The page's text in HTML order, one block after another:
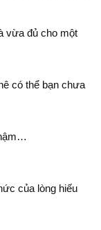
vừa đủ cho một
có thể bạn chưa
của lòng hiếu